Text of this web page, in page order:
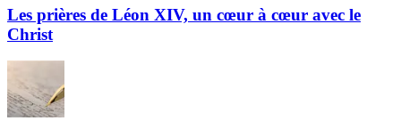
Les prières de Léon XIV, un cœur à cœur avec le
Christ